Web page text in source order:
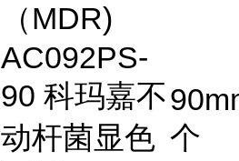
（MDR)
AC092PS-
90 科玛嘉不
动杆菌显色 个